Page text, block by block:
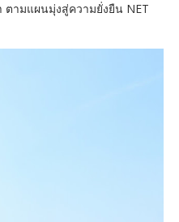
ามแผนมุ่งสู่ความยั่งยืน NET